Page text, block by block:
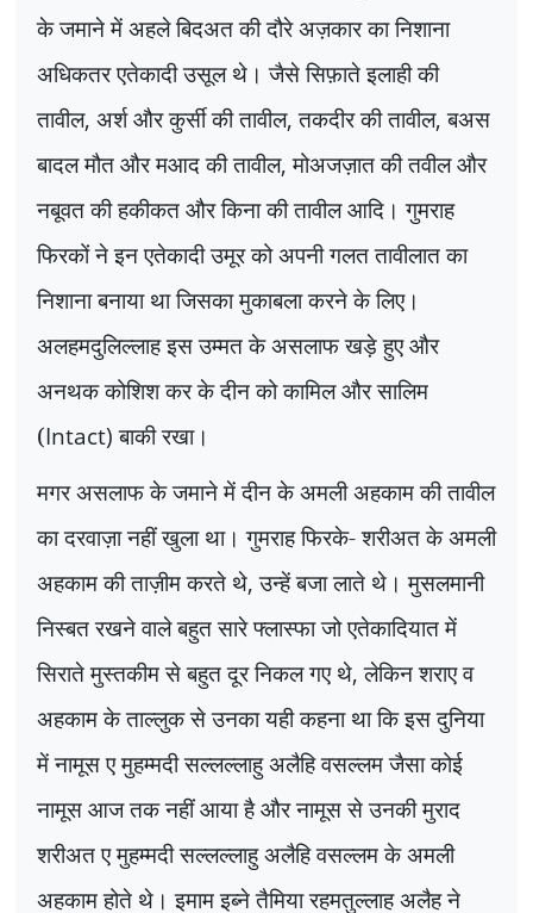
के जमाने में अहले बिदअत की दौरे अज़कार का निशाना
अधिकतर एतेकादी उसूल थे। जैसे सिफ़ाते इलाही की
तावील, अर्श और कुर्सी की तावील,तकदीर की तावील,बअस
बादल मौत और मआद की तावील,मोअजज़ात की तवील और
नबूवत की हकीकत और किना की तावील आदि। गुमराह
फिरकों ने इन एतेकादी उमूर को अपनी गलत तावीलात का
निशाना बनाया था जिसका मुकाबला करने के लिए।
अलहमदुलिल्लाह इस उम्मत के असलाफ खड़े हुए और
अनथक कोशिश कर के दीन को कामिल और सालिम
(Intact)बाकी रखा।
मगर असलाफ के जमाने में दीन के अमली अहकाम की तावील
का दरवाज़ा नहीं खुला था। गुमराह फिरके- शरीअत के अमली
अहकाम की ताज़ीम करते थे,उन्हें बजा लाते थे। मुसलमानी
निस्बत रखने वाले बहुत सारे फ्लास्फा जो एतेकादियात में
सिराते मुस्तकीम से बहुत दूर निकल गए थे,लेकिन शराए व
अहकाम के ताल्लुक से उनका यही कहना था कि इस दुनिया
में नामूस ए मुहम्मदी सल्लल्लाहु अलैहि वसल्लम जैसा कोई
नामूस आज तक नहीं आया है और नामूस से उनकी मुराद
शरीअत ए मुहम्मदी सल्लल्लाहु अलैहि वसल्लम के अमली
अहकाम होते थे। इमाम इब्ने तैमिया रहमतुल्लाह अलैह ने